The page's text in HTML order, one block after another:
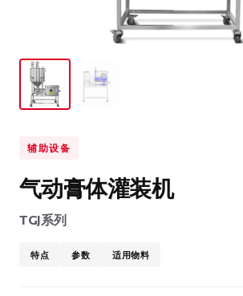
辅助设备
气动膏体灌装机
TGJ系列
特点 参数 适用物料